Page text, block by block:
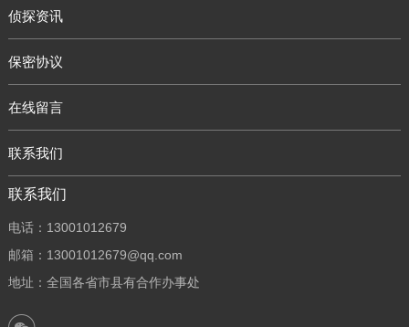
侦探资讯
保密协议
在线留言
联系我们
联系我们
电话：13001012679
邮箱：13001012679@qq.com
地址：全国各省市县有合作办事处